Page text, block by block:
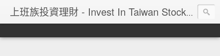
上班族投資理財 - Invest In Taiwan Stock Market